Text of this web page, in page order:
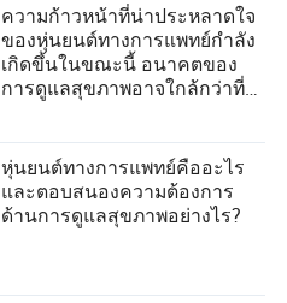
ความก้าวหน้าที่น่าประหลาดใจ
ของหุ่นยนต์ทางการแพทย์กำลัง
เกิดขึ้นในขณะนี้ อนาคตของ
การดูแลสุขภาพอาจใกล้กว่าที่
หุ่นยนต์ทางการแพทย์คืออะไร
และตอบสนองความต้องการ
ด้านการดูแลสุขภาพอย่างไร?